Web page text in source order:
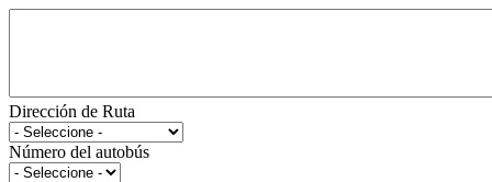
Dirección de Ruta
Número del autobús